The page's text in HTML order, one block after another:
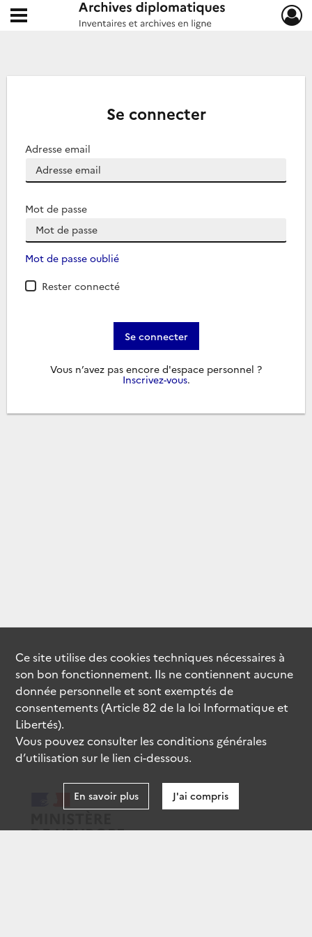
Archives diplomatiques
Ouvrir le menu déroulant
Se connecter
Adresse email
Mot de passe
Mot de passe oublié
Rester connecté
Se connecter
Vous n’avez pas encore d'espace personnel ?
Inscrivez-vous.
Ce site utilise descookiestechniques nécessaires à
son bon fonctionnement. Ils ne contiennent aucune
donnée personnelle et sont exemptés de
consentements (Article 82 de la loi Informatique et
Libertés).
Vous pouvez consulter les conditions générales
d’utilisation sur le lien ci-dessous.
En savoir plus J'ai compris